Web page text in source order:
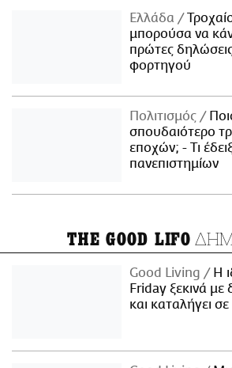
Ελλάδα
μπορούσα να
πρώτες
φορτηγού
Πολιτισμός
σπουδαιότερο
εποχών; - Τι
πανεπιστημίων
THE GOOD LIFO
Good Living
Η
Friday ξεκινά με
και καταλήγει